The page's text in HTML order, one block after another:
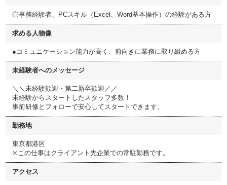
◎事務経験者、PCスキル（Excel、Word基本操作）の経験がある方
求める人物像
●コミュニケーション能力が高く、前向きに業務に取り組める方
未経験者へのメッセージ
＼＼未経験歓迎・第二新卒歓迎／／
未経験からスタートしたスタッフ多数！
事前研修とフォローで安心してスタートできます。
勤務地
東京都港区
※この仕事はクライアント先企業での常駐勤務です。
アクセス